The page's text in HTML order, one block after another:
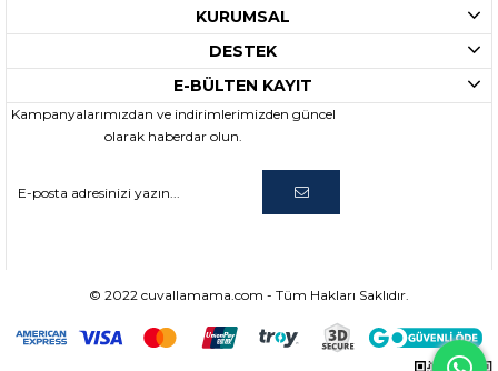
KURUMSAL
DESTEK
E-BÜLTEN KAYIT
Kampanyalarımızdan ve indirimlerimizden güncel
olarak haberdar olun.
© 2022 cuvallamama.com - Tüm Hakları Saklıdır.